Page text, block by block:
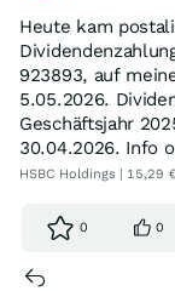
Heute kam
923893, auf
5.05.2026.
Geschäftsjahr
30.04.2026. Info
HSBC Holdings | 15,29
0 0